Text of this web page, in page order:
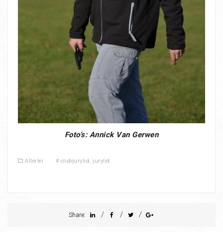
Foto’s: Annick Van Gerwen
Allerlei # clubjurylid, jurylid
Share: / / /